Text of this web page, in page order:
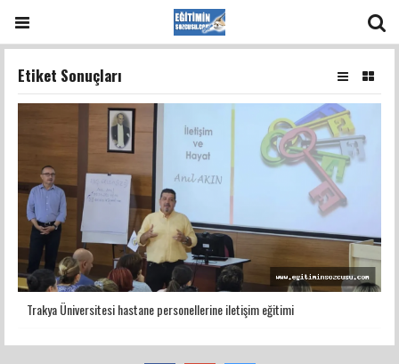
Etiket Sonuçları
Trakya Üniversitesi hastane personellerine iletişim eğitimi